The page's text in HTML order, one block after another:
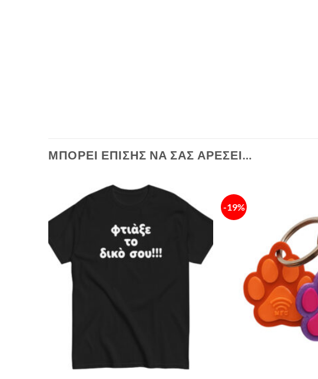
ΜΠΟΡΕΊ ΕΠΊΣΗΣ ΝΑ ΣΑΣ ΑΡΈΣΕΙ…
Πρόσθήκη
στην λίστα
-19%